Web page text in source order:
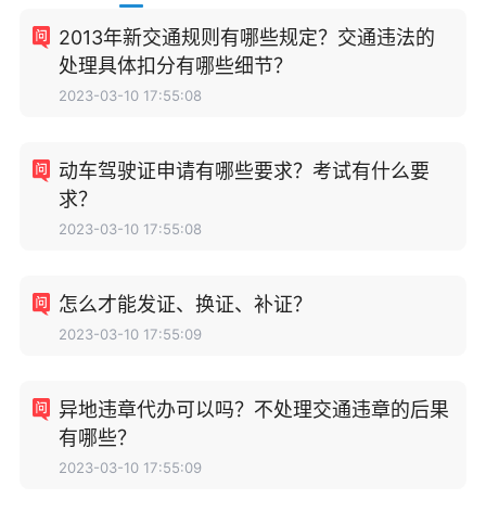
2013年新交通规则有哪些规定？交通违法的
处理具体扣分有哪些细节？
2023-03-10 17:55:08
动车驾驶证申请有哪些要求？考试有什么要
求？
2023-03-10 17:55:08
怎么才能发证、换证、补证？
2023-03-10 17:55:09
异地违章代办可以吗？不处理交通违章的后果
有哪些？
2023-03-10 17:55:09